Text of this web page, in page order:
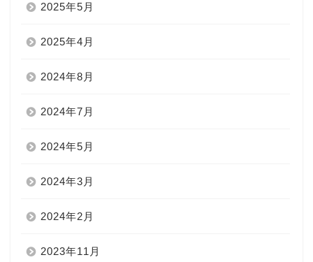
2025年5月
2025年4月
2024年8月
2024年7月
2024年5月
2024年3月
2024年2月
2023年11月